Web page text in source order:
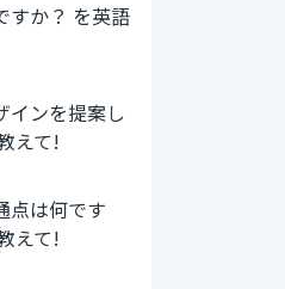
すか？ を英語
インを提案し
えて!
点は何です
えて!